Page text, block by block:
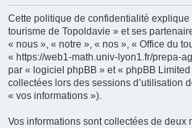
Cette politique de confidentialité
tourisme de Topoldavie » et ses
« nous », « notre », « nos », « Office du
« https://web1-math.univ-lyon1.fr/prepa-
par « logiciel phpBB » et « phpBB
collectées lors des sessions d’utilisation
« vos informations »).
Vos informations sont collectées de deux